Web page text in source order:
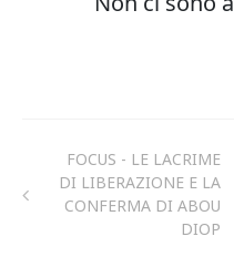
FOCUS - LE LACRIME
DI LIBERAZIONE E LA
CONFERMA DI ABOU
DIOP